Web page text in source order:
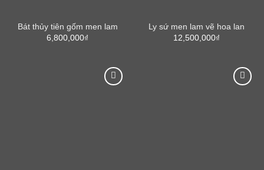
Bát thủy tiên gốm men lam
6,800,000₫
Ly sứ men lam vẽ hoa lan
12,500,000₫